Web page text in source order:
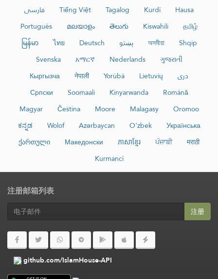
فارسی
Tiếng Việt Tagalog Kurdî
Hausa
Português
മലയാളം తెలుగు Kiswahili
தமிழ்
မြန်မာ
ไทย Deutsch پښتو অসমীয়া
Shqip
Svenska
አማርኛ Nederlands
ગુજરાતી
Кыргызча
नेपाली Yorùbá Lietuvių
دری
Српски
Soomaali Kinyarwanda
Română
Magyar
Čeština Moore Malagasy
Oromoo
ಕನ್ನಡ
Wolof Azərbaycan O‘zbek
Українська
ქართული
Македонски ភាសាខ្មែរ ਪੰਜਾਬੀ
मराठी
Kurmancî
注册邮箱列表
注册
github.com/IslamHouse-API